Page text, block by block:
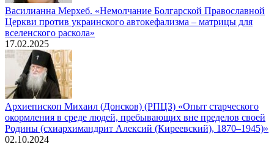
Василианна Мерхеб. «Немолчание Болгарской Православной
Церкви против украинского автокефализма – матрицы для
вселенского раскола»
17.02.2025
Архиепископ Михаил (Донсков) (РПЦЗ) «Опыт старческого
окормления в среде людей, пребывающих вне пределов своей
Родины (схиархимандрит Алексий (Киреевский), 1870–1945)»
02.10.2024